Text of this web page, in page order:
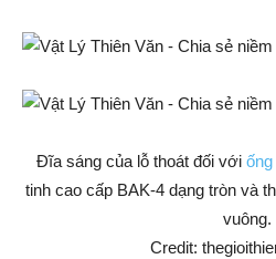
Đĩa sáng của lỗ thoát đối với
tinh cao cấp BAK-4 dạng tròn và
vuông.
Credit: